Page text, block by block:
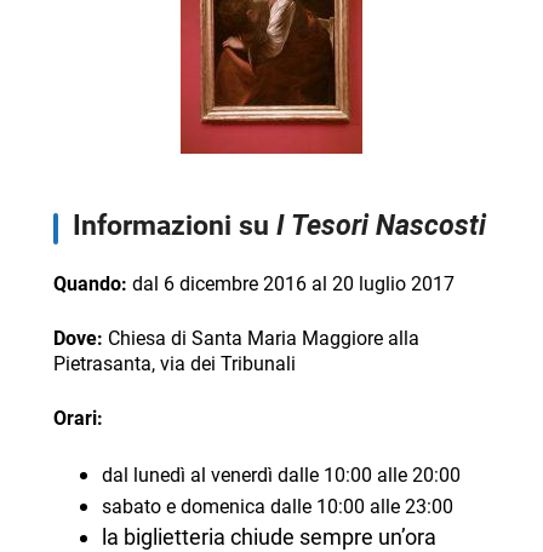
Informazioni su I Tesori Nascosti
Quando: dal 6 dicembre 2016 al 20 luglio 2017
Dove: Chiesa di Santa Maria Maggiore alla
Pietrasanta, via dei Tribunali
Orari:
dal lunedì al venerdì dalle 10:00 alle 20:00
sabato e domenica dalle 10:00 alle 23:00
la biglietteria chiude sempre un’ora